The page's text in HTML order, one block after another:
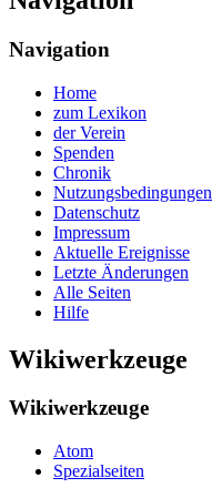
Navigation
Home
zum Lexikon
der Verein
Spenden
Chronik
Nutzungsbedingungen
Datenschutz
Impressum
Aktuelle Ereignisse
Letzte Änderungen
Alle Seiten
Hilfe
Wikiwerkzeuge
Wikiwerkzeuge
Atom
Spezialseiten